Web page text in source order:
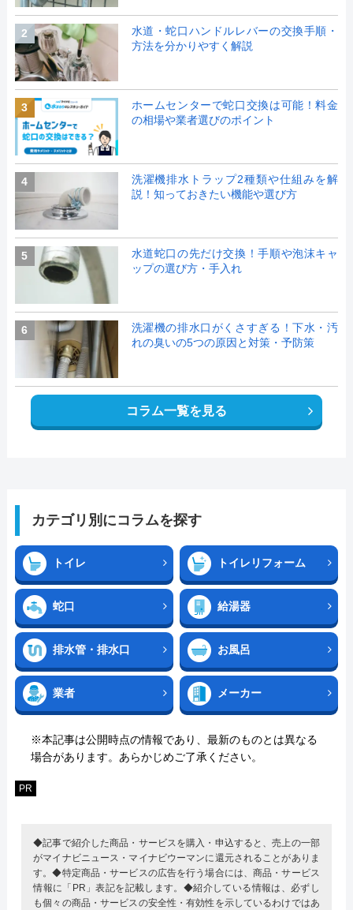
2
水道・蛇口ハンドルレバーの交換手順・
方法を分かりやすく解説
3
ホームセンターで蛇口交換は可能！料金
の相場や業者選びのポイント
4
洗濯機排水トラップ2種類や仕組みを解
説！知っておきたい機能や選び方
5
水道蛇口の先だけ交換！手順や泡沫キャ
ップの選び方・手入れ
6
洗濯機の排水口がくさすぎる！下水・汚
れの臭いの5つの原因と対策・予防策
コラム一覧を見る
カテゴリ別にコラムを探す
トイレ トイレリフォーム
蛇口 給湯器
排水管・排水口 お風呂
業者 メーカー
※本記事は公開時点の情報であり、最新のものとは異なる
場合があります。あらかじめご了承ください。
PR
◆記事で紹介した商品・サービスを購入・申込すると、売上の一部
がマイナビニュース・マイナビウーマンに還元されることがありま
す。◆特定商品・サービスの広告を行う場合には、商品・サービス
情報に「PR」表記を記載します。◆紹介している情報は、必ずし
も個々の商品・サービスの安全性・有効性を示しているわけではあ